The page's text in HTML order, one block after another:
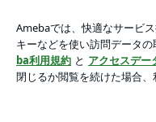
護猫×古民家Cafe Gatto
アプリをダウンロードして
ょう。